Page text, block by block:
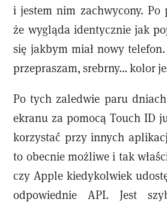
i jestem nim zachwycony. Po
że wygląda identycznie jak
się jakbym miał nowy
przepraszam, srebrny… kolor
Po tych zaledwie paru
ekranu za pomocą Touch ID
korzystać przy innych
to obecnie możliwe i tak
czy Apple kiedykolwiek
odpowiednie API. Jest